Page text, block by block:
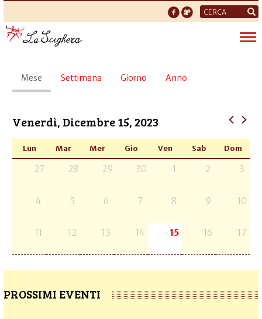
Form
di
ricerca
Schede
primarie
Mese (scheda
attiva)
Settimana Giorno Anno
Venerdì, Dicembre 15, 2023
Lun Mar Mer Gio Ven Sab Dom
27 28 29 30 1 2 3
4 5 6 7 8 9 10
11 12 13 14 15 16 17
PROSSIMI EVENTI